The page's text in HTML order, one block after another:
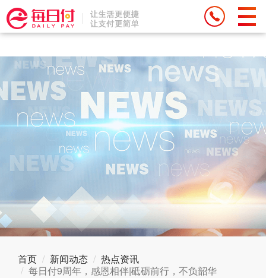
Deprecated: Function eregi() is deprecated in
/weipan/renzhen/source/core/run.php on line 71
首页 新闻动态
热点资讯
每日付9周年，感恩相伴|砥砺前行，不负韶华